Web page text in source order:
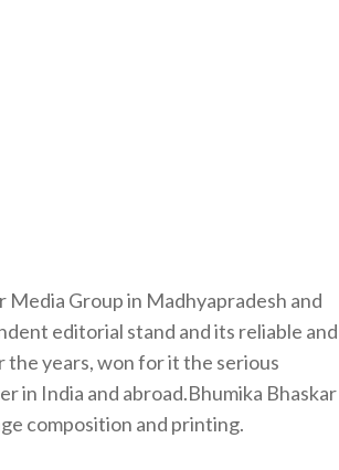
Media Group in Madhyapradesh and
editorial stand and its reliable and
years, won for it the serious
in India and abroad.Bhumika Bhaskar
composition and printing.